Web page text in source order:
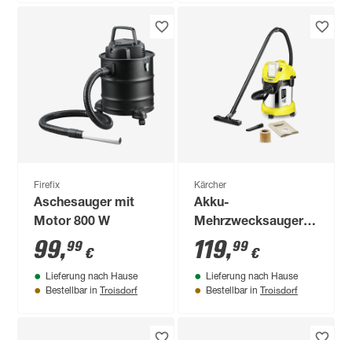
Firefix
Aschesauger mit
Motor 800 W
99,99 €
Lieferung nach Hause
Bestellbar in Troisdorf
Kärcher
Akku-
Mehrzwecksauger
'WD 3 Battery
Premium'
119,99 €
Lieferung nach Hause
Bestellbar in Troisdorf